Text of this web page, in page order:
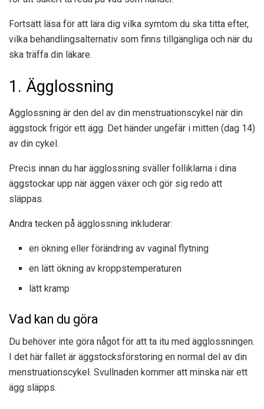
Fortsätt läsa för att lära dig vilka symtom du ska titta efter,
vilka behandlingsalternativ som finns tillgängliga och när du
ska träffa din läkare.
1. Ägglossning
Ägglossning är den del av din menstruationscykel när din
äggstock frigör ett ägg. Det händer ungefär i mitten (dag 14)
av din cykel.
Precis innan du har ägglossning sväller folliklarna i dina
äggstockar upp när äggen växer och gör sig redo att
släppas.
Andra tecken på ägglossning inkluderar:
en ökning eller förändring av vaginal flytning
en lätt ökning av kroppstemperaturen
lätt kramp
Vad kan du göra
Du behöver inte göra något för att ta itu med ägglossningen.
I det här fallet är äggstocksförstoring en normal del av din
menstruationscykel. Svullnaden kommer att minska när ett
ägg släpps.